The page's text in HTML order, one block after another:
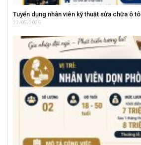
Tuyển dụng nhân viên kỹ thuật sửa chữa ô tô
22/05/2026